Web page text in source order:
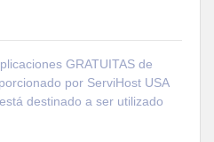
GRATUITAS de
por ServiHost USA
destinado a ser utilizado